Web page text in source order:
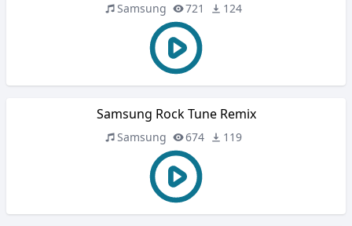
Samsung 721 124
Samsung Rock Tune Remix
Samsung 674 119